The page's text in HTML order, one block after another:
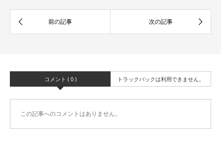
コメント ( 0 ) トラックバックは利用できません。
この記事へのコメントはありません。